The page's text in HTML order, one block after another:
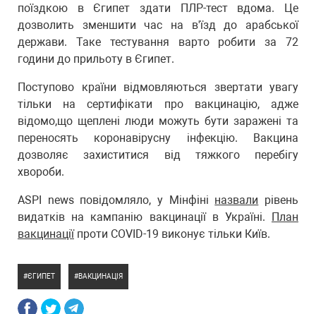
поїздкою в Єгипет здати ПЛР-тест вдома. Це
дозволить зменшити час на в'їзд до арабської
держави. Таке тестування варто робити за 72
години до прильоту в Єгипет.
Поступово країни відмовляються звертати увагу
тільки на сертифікати про вакцинацію, адже
відомо,що щеплені люди можуть бути заражені та
переносять коронавірусну інфекцію. Вакцина
дозволяє захиститися від тяжкого перебігу
хвороби.
ASPI news повідомляло, у Мінфіні назвали рівень
видатків на кампанію вакцинації в Україні. План
вакцинаціїпроти COVID-19 виконує тільки Київ.
ЄГИПЕТ ВАКЦИНАЦІЯ